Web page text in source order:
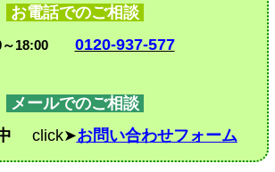
お電話でのご相談
～18:00 0120-937-577
メールでのご相談
中 click➤お問い合わせフォーム